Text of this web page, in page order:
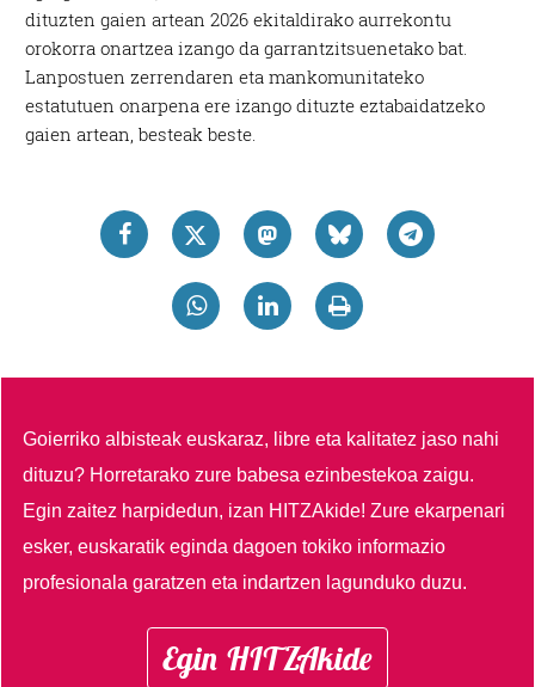
dituzten gaien artean 2026 ekitaldirako aurrekontu
orokorra onartzea izango da garrantzitsuenetako bat.
Lanpostuen zerrendaren eta mankomunitateko
estatutuen onarpena ere izango dituzte eztabaidatzeko
gaien artean, besteak beste.
Goierriko albisteak euskaraz, libre eta kalitatez jaso nahi
dituzu? Horretarako zure babesa ezinbestekoa zaigu.
Egin zaitez harpidedun, izan HITZAkide!Zure ekarpenari
esker, euskaratik eginda dagoen tokiko informazio
profesionala garatzen eta indartzen lagunduko duzu.
Egin HITZAkide